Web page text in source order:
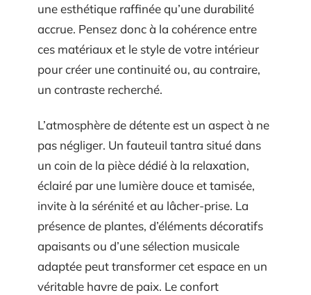
une esthétique raffinée qu’une durabilité
accrue. Pensez donc à la cohérence entre
ces matériaux et le style de votre intérieur
pour créer une continuité ou, au contraire,
un contraste recherché.
L’atmosphère de détente est un aspect à ne
pas négliger. Un fauteuil tantra situé dans
un coin de la pièce dédié à la relaxation,
éclairé par une lumière douce et tamisée,
invite à la sérénité et au lâcher-prise. La
présence de plantes, d’éléments décoratifs
apaisants ou d’une sélection musicale
adaptée peut transformer cet espace en un
véritable havre de paix. Le confort